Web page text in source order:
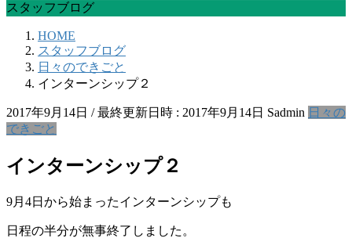
スタッフブログ
HOME
スタッフブログ
日々のできごと
インターンシップ２
2017年9月14日 / 最終更新日時 : 2017年9月14日 Sadmin 日々の
できごと
インターンシップ２
9月4日から始まったインターンシップも
日程の半分が無事終了しました。